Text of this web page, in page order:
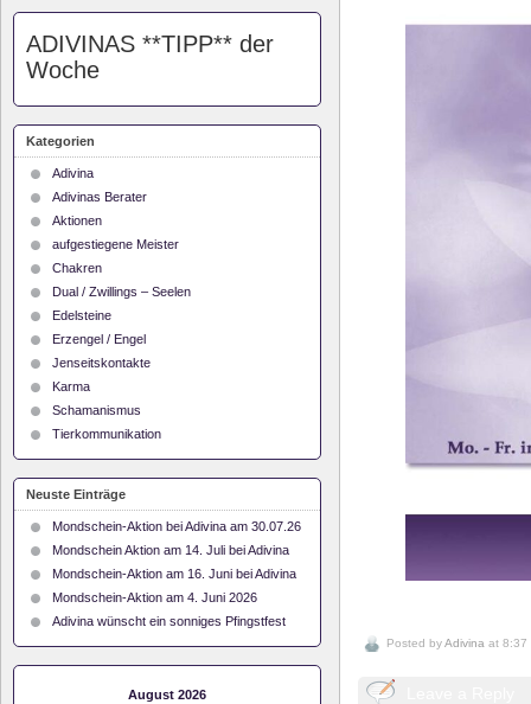
Posted byAdivina at 8:37
ADIVINAS **TIPP** der
Woche
Kategorien
Adivina
Adivinas Berater
Aktionen
aufgestiegene Meister
Chakren
Dual / Zwillings – Seelen
Edelsteine
Erzengel / Engel
Jenseitskontakte
Karma
Schamanismus
Tierkommunikation
Neuste Einträge
Mondschein-Aktion bei Adivina am 30.07.26
Mondschein Aktion am 14. Juli bei Adivina
Mondschein-Aktion am 16. Juni bei Adivina
Mondschein-Aktion am 4. Juni 2026
Adivina wünscht ein sonniges Pfingstfest
August 2026